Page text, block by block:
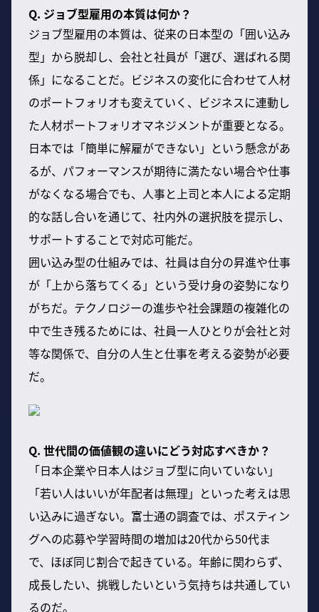
Q. ジョブ型雇用の本質は何か？
ジョブ型雇用の本質は、従来の日本型の「囲い込み
型」から脱却し、会社と社員が「選び、選ばれる関
係」になることだ。ビジネスの変化に合わせて人材
のポートフォリオも変えていく、ビジネスに連動し
た人材ポートフォリオマネジメントが重要となる。
日本では「簡単に解雇ができない」という懸念があ
るが、パフォーマンスが期待に満たない場合や仕事
がなくなる場合でも、人事と上司と本人による定期
的な話し合いを通じて、社内外の選択肢を提示し、
サポートすることで対応可能だ。
囲い込み型の仕組みでは、社員は自分の昇進や仕事
が「上から落ちてくる」という受け身の姿勢になり
がちだ。テクノロジーの進歩や社会課題の複雑化の
中で生き残るためには、社員一人ひとりが会社と対
等な関係で、自分の人生と仕事を考える姿勢が必要
だ。
Q. 世代間の価値観の違いにどう対応すべきか？
「日本企業や日本人はジョブ型に向いていない」
「若い人はいいが年配者は無理」といった考えは思
い込みに過ぎない。富士通の調査では、ポスティン
グへの応募や学習時間の増加は20代から50代ま
で、ほぼ同じ割合で起きている。年齢に関わらず、
成長したい、挑戦したいという気持ちは共通してい
るのだ。